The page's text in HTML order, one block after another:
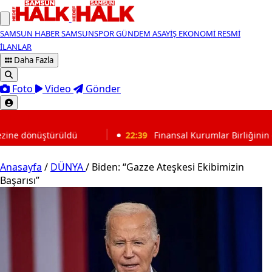
SAMSUN HABERSAMSUNSPORGÜNDEM ASAYİŞ EKONOMİ RESMİ
İLANLAR
Daha Fazla
Foto Video Gönder
22:39 Finansal Kurumlar Birliğinin genel sekreterliğine
Anasayfa / DÜNYA/ Biden: “Gazze Ateşkesi Ekibimizin
Başarısı”